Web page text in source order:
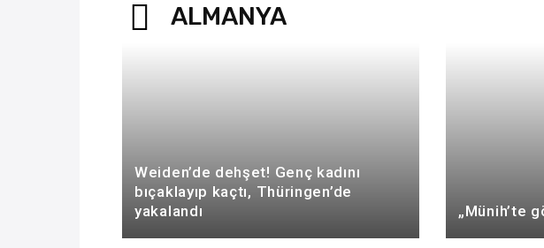
ALMANYA
Weiden’de dehşet! Genç kadını
bıçaklayıp kaçtı, Thüringen’de
yakalandı
„Münih’te